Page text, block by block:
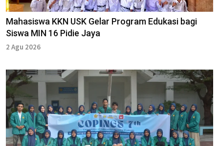
Mahasiswa KKN USK Gelar Program Edukasi bagi
Siswa MIN 16 Pidie Jaya
2 Agu 2026